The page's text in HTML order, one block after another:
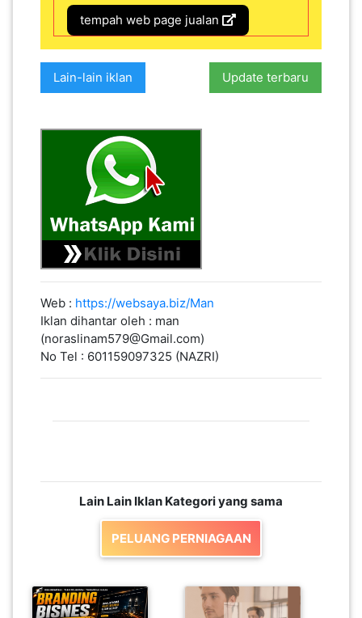
tempah web page jualan
Lain-lain iklan Update terbaru
Web : https://websaya.biz/Man
Iklan dihantar oleh : man
(noraslinam579@Gmail.com)
No Tel : 601159097325 (NAZRI)
Lain Lain Iklan Kategori yang sama
PELUANG PERNIAGAAN